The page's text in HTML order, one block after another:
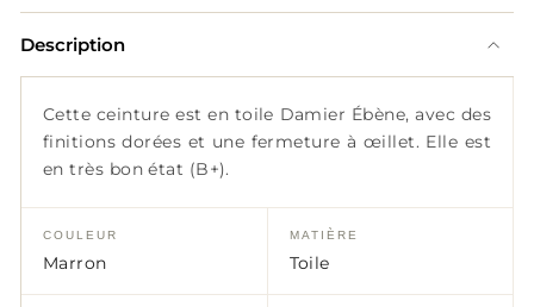
Description
Cette ceinture est en toile Damier Ébène, avec des
finitions dorées et une fermeture à œillet. Elle est
en très bon état (B+).
COULEUR
Marron
MATIÈRE
Toile